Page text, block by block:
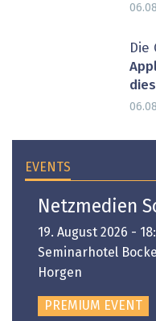
EVENTS
Netzmedien
19. August 2026 -
Seminarhotel
Horgen
PREMIUM EVENT